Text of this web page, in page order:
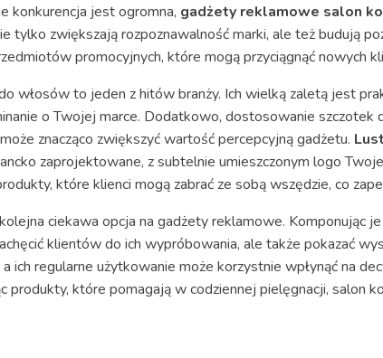
konkurencja jest ogromna, gadżety reklamowe salon
tylko zwiększają rozpoznawalność marki, ale też budują
promocyjnych, które mogą przyciągnąć nowych
włosów to jeden z hitów branży. Ich wielką zaletą jest
o Twojej marce. Dodatkowo, dostosowanie
znacząco zwiększyć wartość percepcyjną gadżetu.
zaprojektowane, z subtelnie umieszczonym logo
które klienci mogą zabrać ze sobą wszędzie, co
ciekawa opcja na gadżety reklamowe. Komponując
klientów do ich wypróbowania, ale także pokazać
ich regularne użytkowanie może korzystnie wpłynąć na
produkty, które pomagają w codziennej pielęgnacji, salon